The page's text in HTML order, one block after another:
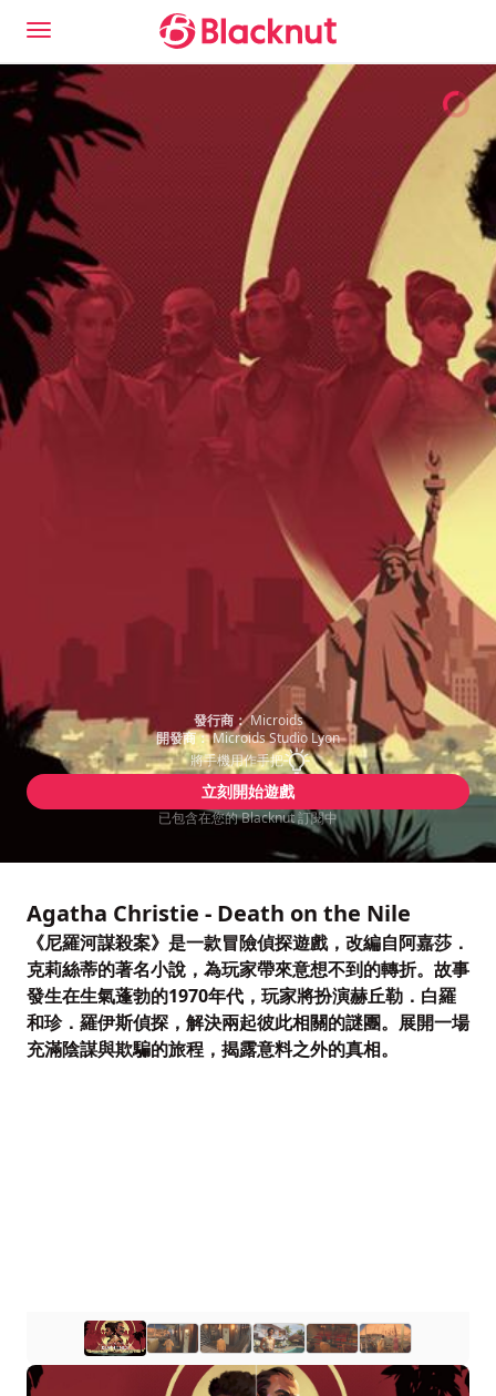
發行商：Microids
開發商：Microids Studio Lyon
將手機用作手把
立刻開始遊戲
已包含在您的 Blacknut 訂閱中
Agatha Christie - Death on the Nile
《尼羅河謀殺案》是一款冒險偵探遊戲，改編自阿嘉莎．
克莉絲蒂的著名小說，為玩家帶來意想不到的轉折。故事
發生在生氣蓬勃的1970年代，玩家將扮演赫丘勒．白羅
和珍．羅伊斯偵探，解決兩起彼此相關的謎團。展開一場
充滿陰謀與欺騙的旅程，揭露意料之外的真相。